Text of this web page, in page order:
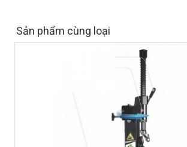
Sản phẩm cùng loại